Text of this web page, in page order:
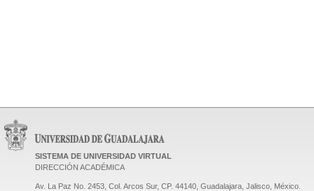
SISTEMA DE UNIVERSIDAD VIRTUAL
DIRECCIÓN ACADÉMICA
Av. La Paz No. 2453, Col. Arcos Sur, CP. 44140, Guadalajara, Jalisco, México.